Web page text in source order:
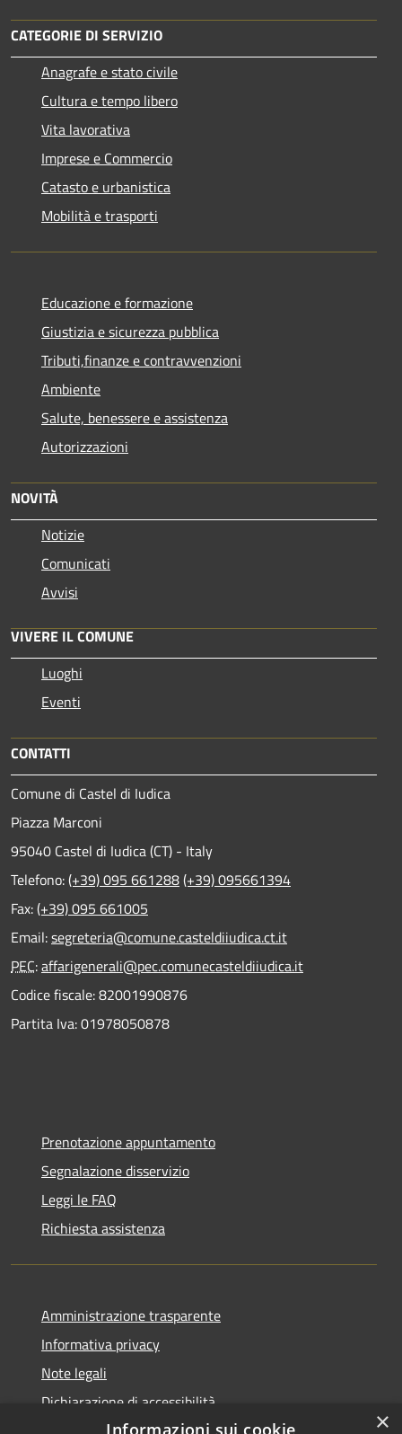
CATEGORIE DI SERVIZIO
Anagrafe e stato civile
Cultura e tempo libero
Vita lavorativa
Imprese e Commercio
Catasto e urbanistica
Mobilità e trasporti
Educazione e formazione
Giustizia e sicurezza pubblica
Tributi,finanze e contravvenzioni
Ambiente
Salute, benessere e assistenza
Autorizzazioni
NOVITÀ
Notizie
Comunicati
Avvisi
VIVERE IL COMUNE
Luoghi
Eventi
CONTATTI
Comune di Castel di Iudica
Piazza Marconi
95040 Castel di Iudica (CT) - Italy
Telefono:(+39) 095 661288(+39) 095661394
Fax:(+39) 095 661005
Email:segreteria@comune.casteldiiudica.ct.it
PEC:affarigenerali@pec.comunecasteldiiudica.it
Codice fiscale: 82001990876
Partita Iva: 01978050878
Prenotazione appuntamento
Segnalazione disservizio
Leggi le FAQ
Richiesta assistenza
Amministrazione trasparente
Informativa privacy
Note legali
Dichiarazione di accessibilità
×
Informazioni sui cookie